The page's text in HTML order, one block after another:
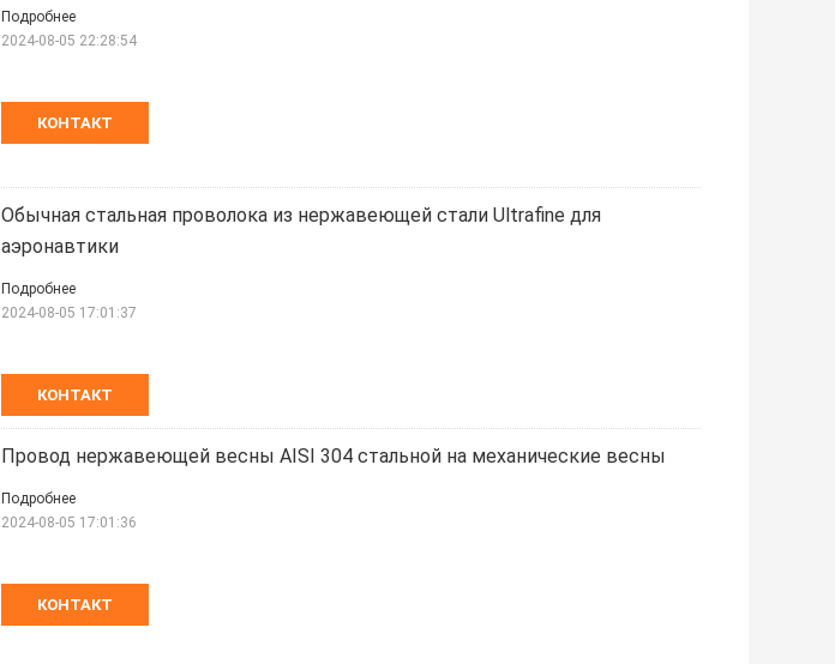
КОНТАКТ
Подробнее
2024-08-05 22:28:54
Обычная стальная проволока из нержавеющей стали Ultrafine для
аэронавтики
КОНТАКТ
Подробнее
2024-08-05 17:01:37
Провод нержавеющей весны AISI 304 стальной на механические весны
КОНТАКТ
Подробнее
2024-08-05 17:01:36